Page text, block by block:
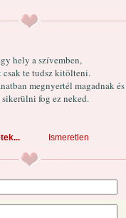
hely a szívemben,
csak te tudsz kitölteni.
megnyertél magadnak és
fog ez neked.
Ismeretlen